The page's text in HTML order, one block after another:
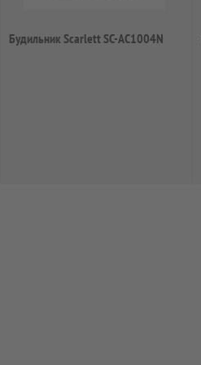
Будильник Scarlett SC-AC1004N